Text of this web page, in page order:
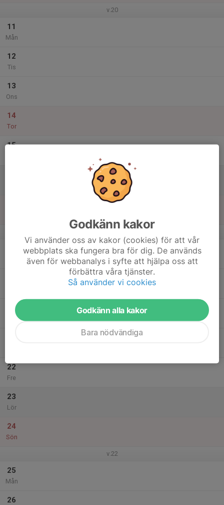
v.20
11
Mån
12
Tis
13
Ons
14
Tor
15
20
Ons
22
Fre
23
Lör
24
Sön
v.22
25
Mån
26
Godkänn kakor
Vi använder oss av kakor (cookies) för att vår
webbplats ska fungera bra för dig. De används
även för webbanalys i syfte att hjälpa oss att
förbättra våra tjänster.
Så använder vi cookies
Godkänn alla kakor
Bara nödvändiga